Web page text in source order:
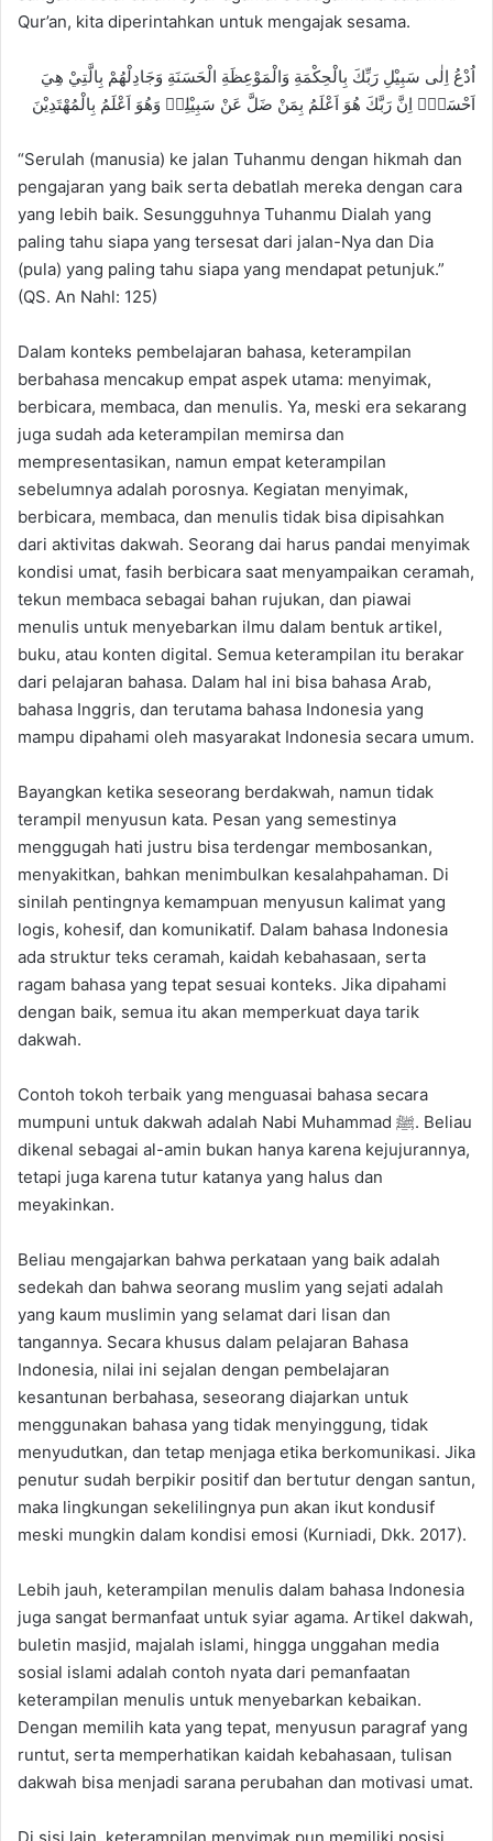
Qur’an, kita diperintahkan untuk mengajak sesama.
اُدْعُ اِلٰى سَبِيْلِ رَبِّكَ بِالْحِكْمَةِ وَالْمَوْعِظَةِ الْحَسَنَةِ وَجَادِلْهُمْ بِالَّتِيْ هِيَ
اَحْسَنُۗ اِنَّ رَبَّكَ هُوَ اَعْلَمُ بِمَنْ ضَلَّ عَنْ سَبِيْلِهٖ وَهُوَ اَعْلَمُ بِالْمُهْتَدِيْنَ
“Serulah (manusia) ke jalan Tuhanmu dengan hikmah dan
pengajaran yang baik serta debatlah mereka dengan cara
yang lebih baik. Sesungguhnya Tuhanmu Dialah yang
paling tahu siapa yang tersesat dari jalan-Nya dan Dia
(pula) yang paling tahu siapa yang mendapat petunjuk.”
(QS. An Nahl: 125)
Dalam konteks pembelajaran bahasa, keterampilan
berbahasa mencakup empat aspek utama: menyimak,
berbicara, membaca, dan menulis. Ya, meski era sekarang
juga sudah ada keterampilan memirsa dan
mempresentasikan, namun empat keterampilan
sebelumnya adalah porosnya. Kegiatan menyimak,
berbicara, membaca, dan menulis tidak bisa dipisahkan
dari aktivitas dakwah. Seorang dai harus pandai menyimak
kondisi umat, fasih berbicara saat menyampaikan ceramah,
tekun membaca sebagai bahan rujukan, dan piawai
menulis untuk menyebarkan ilmu dalam bentuk artikel,
buku, atau konten digital. Semua keterampilan itu berakar
dari pelajaran bahasa. Dalam hal ini bisa bahasa Arab,
bahasa Inggris, dan terutama bahasa Indonesia yang
mampu dipahami oleh masyarakat Indonesia secara umum.
Bayangkan ketika seseorang berdakwah, namun tidak
terampil menyusun kata. Pesan yang semestinya
menggugah hati justru bisa terdengar membosankan,
menyakitkan, bahkan menimbulkan kesalahpahaman. Di
sinilah pentingnya kemampuan menyusun kalimat yang
logis, kohesif, dan komunikatif. Dalam bahasa Indonesia
ada struktur teks ceramah, kaidah kebahasaan, serta
ragam bahasa yang tepat sesuai konteks. Jika dipahami
dengan baik, semua itu akan memperkuat daya tarik
dakwah.
Contoh tokoh terbaik yang menguasai bahasa secara
mumpuni untuk dakwah adalah Nabi Muhammad ﷺ. Beliau
dikenal sebagai al-amin bukan hanya karena kejujurannya,
tetapi juga karena tutur katanya yang halus dan
meyakinkan.
Beliau mengajarkan bahwa perkataan yang baik adalah
sedekah dan bahwa seorang muslim yang sejati adalah
yang kaum muslimin yang selamat dari lisan dan
tangannya. Secara khusus dalam pelajaran Bahasa
Indonesia, nilai ini sejalan dengan pembelajaran
kesantunan berbahasa, seseorang diajarkan untuk
menggunakan bahasa yang tidak menyinggung, tidak
menyudutkan, dan tetap menjaga etika berkomunikasi. Jika
penutur sudah berpikir positif dan bertutur dengan santun,
maka lingkungan sekelilingnya pun akan ikut kondusif
meski mungkin dalam kondisi emosi (Kurniadi, Dkk. 2017).
Lebih jauh, keterampilan menulis dalam bahasa Indonesia
juga sangat bermanfaat untuk syiar agama. Artikel dakwah,
buletin masjid, majalah islami, hingga unggahan media
sosial islami adalah contoh nyata dari pemanfaatan
keterampilan menulis untuk menyebarkan kebaikan.
Dengan memilih kata yang tepat, menyusun paragraf yang
runtut, serta memperhatikan kaidah kebahasaan, tulisan
dakwah bisa menjadi sarana perubahan dan motivasi umat.